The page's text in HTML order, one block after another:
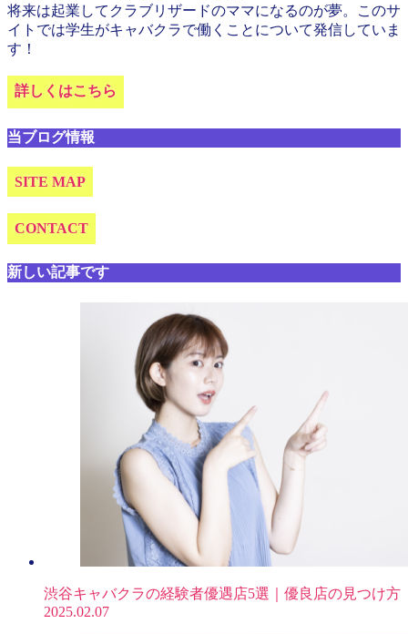
将来は起業してクラブリザードのママになるのが夢。このサ
イトでは学生がキャバクラで働くことについて発信していま
す！
詳しくはこちら
当ブログ情報
SITE MAP
CONTACT
新しい記事です
渋谷キャバクラの経験者優遇店5選｜優良店の見つけ方
2025.02.07